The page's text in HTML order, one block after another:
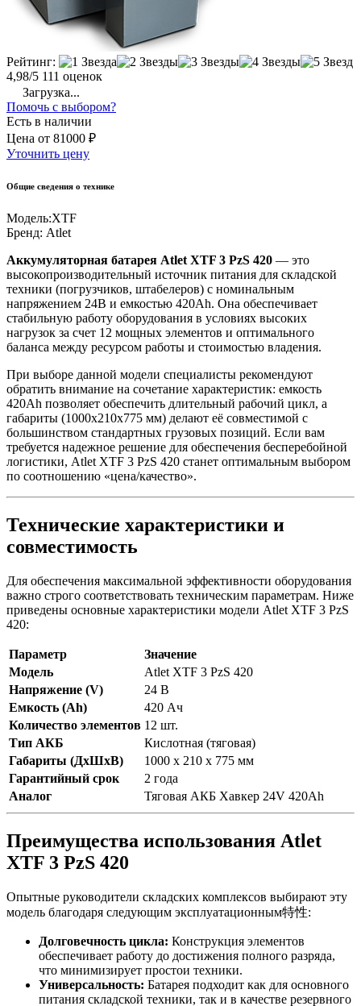
Рейтинг:
4,98/5 111 оценок
Загрузка...
Помочь с выбором?
Есть в наличии
Цена от 81000 ₽
Уточнить цену
Общие сведения о технике
Модель:XTF
Бренд: Atlet
Аккумуляторная батарея Atlet XTF 3 PzS 420 — это
высокопроизводительный источник питания для складской
техники (погрузчиков, штабелеров) с номинальным
напряжением 24В и емкостью 420Ah. Она обеспечивает
стабильную работу оборудования в условиях высоких
нагрузок за счет 12 мощных элементов и оптимального
баланса между ресурсом работы и стоимостью владения.
При выборе данной модели специалисты рекомендуют
обратить внимание на сочетание характеристик: емкость
420Ah позволяет обеспечить длительный рабочий цикл, а
габариты (1000x210x775 мм) делают её совместимой с
большинством стандартных грузовых позиций. Если вам
требуется надежное решение для обеспечения бесперебойной
логистики, Atlet XTF 3 PzS 420 станет оптимальным выбором
по соотношению «цена/качество».
Технические характеристики и
совместимость
Для обеспечения максимальной эффективности оборудования
важно строго соответствовать техническим параметрам. Ниже
приведены основные характеристики модели Atlet XTF 3 PzS
420:
Параметр
Значение
Модель
Atlet XTF 3 PzS 420
Напряжение (V)
24 В
Емкость (Ah)
420 Ач
Количество элементов 12 шт.
Тип АКБ
Кислотная (тяговая)
Габариты (ДхШхВ)
1000 x 210 x 775 мм
Гарантийный срок
2 года
Аналог
Тяговая АКБ Хавкер 24V 420Ah
Преимущества использования Atlet
XTF 3 PzS 420
Опытные руководители складских комплексов выбирают эту
модель благодаря следующим эксплуатационным特性:
Долговечность цикла: Конструкция элементов
обеспечивает работу до достижения полного разряда,
что минимизирует простои техники.
Универсальность: Батарея подходит как для основного
питания складской техники, так и в качестве резервного